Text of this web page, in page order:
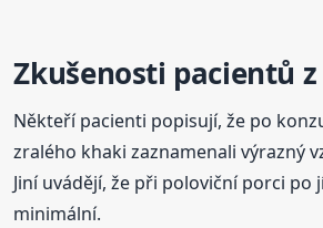
Zkušenosti pacientů
Někteří pacienti popisují, že po
zralého khaki zaznamenali výrazný
Jiní uvádějí, že při poloviční porci po
minimální.